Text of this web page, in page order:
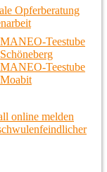
Opferberatung
MANEO-Teestube
Schöneberg
MANEO-Teestube
Moabit
online melden